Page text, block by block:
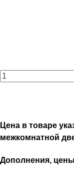
Цена в товаре
межкомнатной
Дополнения,